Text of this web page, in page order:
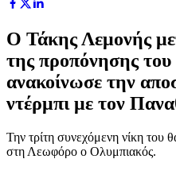
Ο Τάκης Λεμονής
της προπόνησης
ανακοίνωσε την
ντέρμπι με τον
Την τρίτη συνεχόμενη νίκη του
στη Λεωφόρο ο Ολυμπιακός.